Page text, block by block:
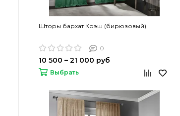
Шторы бархат Крэш (бирюзовый)
0
10 500 – 21 000 руб
Выбрать